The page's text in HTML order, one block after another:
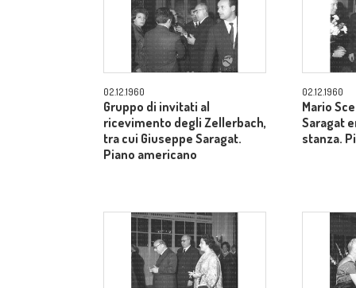
02.12.1960
Gruppo di invitati al
ricevimento degli Zellerbach,
tra cui Giuseppe Saragat.
Piano americano
02.12.1960
Mario
Saragat
stanza.